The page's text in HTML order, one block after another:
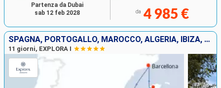
da 4 985 €
Partenza da Dubai
sab 12 feb 2028
SPAGNA, PORTOGALLO, MAROCCO, ALGERIA, IBIZA, MAIORCA
11 giorni, EXPLORA I